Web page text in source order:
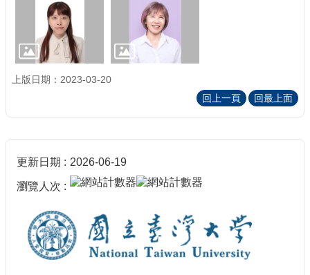
上版日期：2023-03-20
回上一頁
回最上面
更新日期 2026-06-19
瀏覽人次